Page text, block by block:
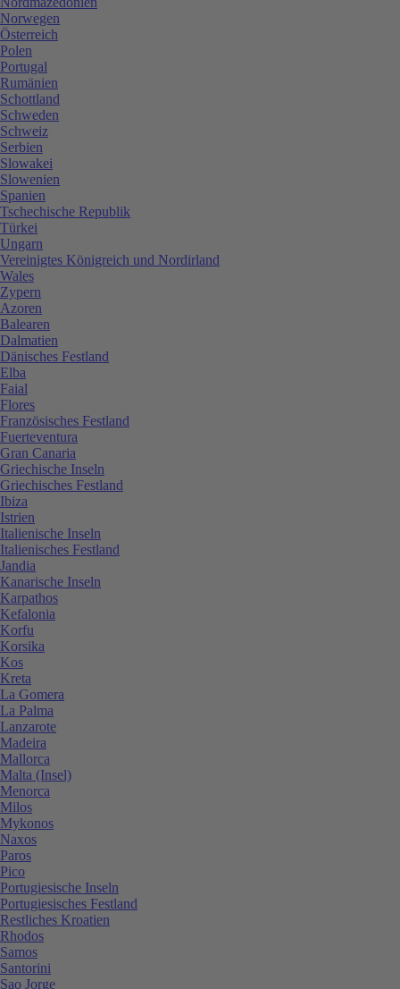
Norwegen
Österreich
Polen
Portugal
Rumänien
Schottland
Schweden
Schweiz
Serbien
Slowakei
Slowenien
Spanien
Tschechische Republik
Türkei
Ungarn
Vereinigtes Königreich und Nordirland
Wales
Zypern
Azoren
Balearen
Dalmatien
Dänisches Festland
Elba
Faial
Flores
Französisches Festland
Fuerteventura
Gran Canaria
Griechische Inseln
Griechisches Festland
Ibiza
Istrien
Italienische Inseln
Italienisches Festland
Jandia
Kanarische Inseln
Karpathos
Kefalonia
Korfu
Korsika
Kos
Kreta
La Gomera
La Palma
Lanzarote
Madeira
Mallorca
Malta (Insel)
Menorca
Milos
Mykonos
Naxos
Paros
Pico
Portugiesische Inseln
Portugiesisches Festland
Restliches Kroatien
Rhodos
Samos
Santorini
Sao Jorge